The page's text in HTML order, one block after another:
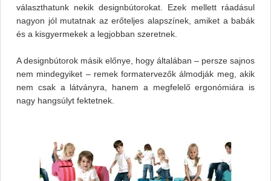
választhatunk nekik designbútorokat. Ezek mellett ráadásul
nagyon jól mutatnak az erőteljes alapszínek, amiket a babák
és a kisgyermekek a legjobban szeretnek.
A designbútorok másik előnye, hogy általában – persze sajnos
nem mindegyiket – remek formatervezők álmodják meg, akik
nem csak a látványra, hanem a megfelelő ergonómiára is
nagy hangsúlyt fektetnek.